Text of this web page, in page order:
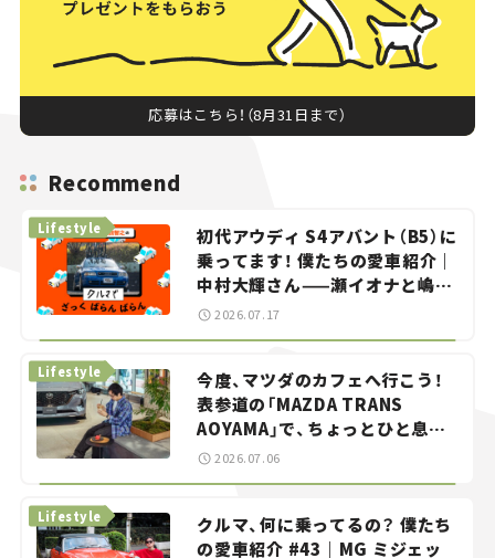
応募はこちら！（8月31日まで）
Recommend
初代アウディ S4アバント（B5）に
乗ってます！ 僕たちの愛車紹介｜
中村大輝さん——瀬イオナと嶋田
智之の「クルマでざっくばらんば
Lifestyle
2026.07.17
今度、マツダのカフェへ行こう！
表参道の「MAZDA TRANS
AOYAMA」で、ちょっとひと息。
——連載｜CCGとクルマでどうす
Lifestyle
2026.07.06
クルマ、何に乗ってるの？ 僕たち
の愛車紹介 #43｜MG ミジェッ
Lifestyle